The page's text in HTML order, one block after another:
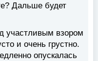
Дальше будет
участливым взором
и очень грустно.
опускалась